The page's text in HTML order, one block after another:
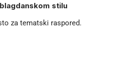
stilu
za tematski raspored.